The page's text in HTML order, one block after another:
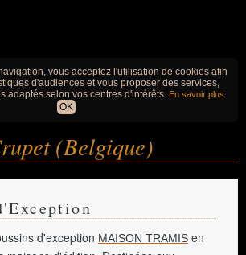
vous acceptez l'utilisation de cookies afin
d'audiences et vous proposer des services,
adaptés selon vos centres d'intérêts. En savoir plus
OK
(Belgique)
d'exception MAISON TRAMIS en